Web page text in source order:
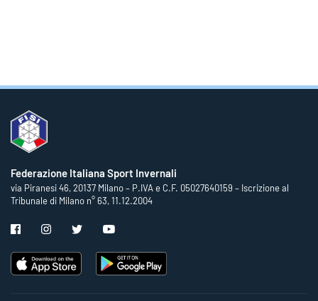
Federazione Italiana Sport Invernali
via Piranesi 46, 20137 Milano – P.IVA e C.F. 05027640159 – Iscrizione al
Tribunale di Milano n° 63, 11.12.2004